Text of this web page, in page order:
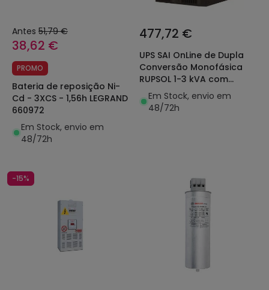
Antes 51,79 €
38,62 €
PROMO
Bateria de reposição Ni-
Cd - 3XCS - 1,56h LEGRAND
660972
Em Stock, envio em
48/72h
477,72 €
UPS SAI OnLine de Dupla
Conversão Monofásica
RUPSOL 1-3 kVA com
Bateria
Industrial/Terciária MAXGE
Em Stock, envio em
48/72h
-15%